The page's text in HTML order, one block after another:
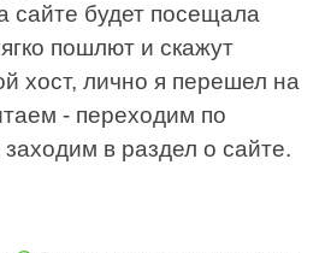
сайте будет посещала
пошлют и скажут
хост, лично я перешел на
- переходим по
в раздел о сайте.